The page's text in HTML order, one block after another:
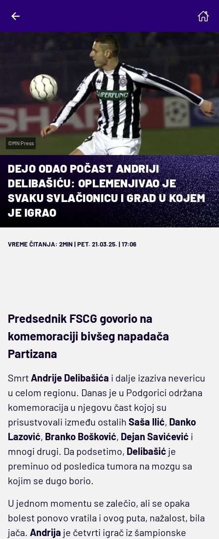
©MN Press
DEJO ODAO POČAST ANDRIJI
DELIBAŠIĆU: OPLEMENJIVAO JE
SVAKU SVLAČIONICU I GRAD U KOJEM
JE IGRAO
VREME ČITANJA: 2MIN | PET. 21.03.25. | 17:06
Predsednik FSCG govorio na
komemoraciji bivšeg napadača
Partizana
Smrt Andrije Delibašića i dalje izaziva nevericu
u celom regionu. Danas je u Podgorici održana
komemoracija u njegovu čast kojoj su
prisustvovali između ostalih Saša Ilić, Danko
Lazović, Branko Bošković, Dejan Savićević i
mnogi drugi. Da podsetimo, Delibašić je
preminuo od posledica tumora na mozgu sa
kojim se dugo borio.
U jednom momentu se zalečio, ali se opaka
bolest ponovo vratila i ovog puta, nažalost, bila
jača. Andrija je četvrti igrač iz šampionske